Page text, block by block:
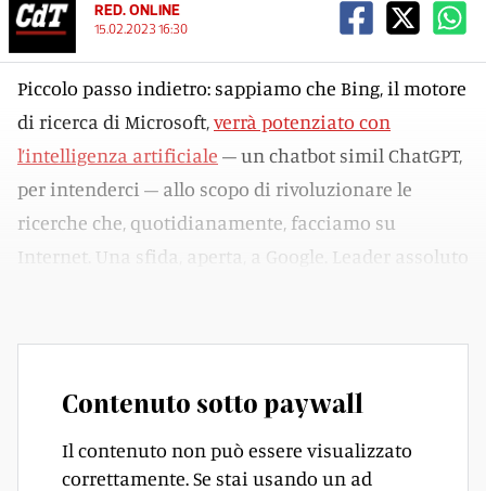
RED. ONLINE
15.02.2023 16:30
Piccolo passo indietro: sappiamo che Bing, il motore
di ricerca di Microsoft,verrà potenziato con
l’intelligenza artificiale – un chatbot simil ChatGPT,
per intenderci – allo scopo di rivoluzionare le
ricerche che, quotidianamente, facciamo su
Internet. Una sfida, aperta, a Google. Leader assoluto
Contenuto sotto paywall
Il contenuto non può essere visualizzato
correttamente. Se stai usando un ad